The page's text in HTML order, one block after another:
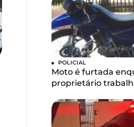
POLICIAL
Moto é furtada
proprietário